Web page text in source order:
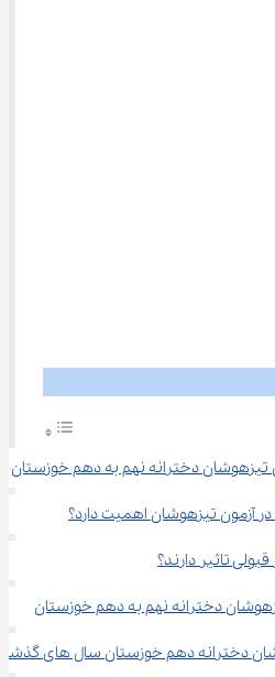
تیزهوشان دخترانه نهم به دهم خوزستان
آزمون تیزهوشان اهمیت دارد؟
تاثیر دارند؟
دخترانه نهم به دهم خوزستان
دخترانه دهم خوزستان سال های